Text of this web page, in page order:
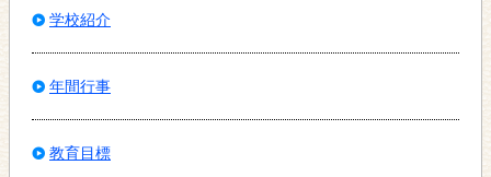
学校紹介
年間行事
教育目標